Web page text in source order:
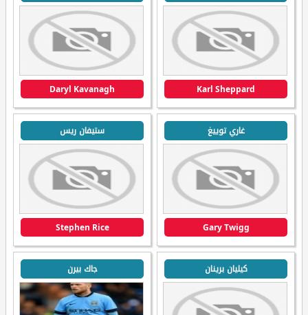
Karl Sheppard
Daryl Kavanagh
غاري توييغ
Gary Twigg
ستيفان ريس
Stephen Rice
كيليان برينان جاك بيرن